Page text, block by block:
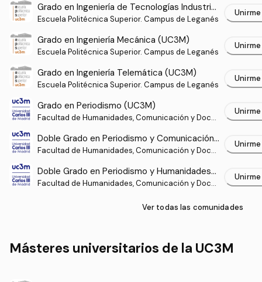
Grado en Ingeniería de Tecnologías Industrial
es (UC3M)
Escuela Politécnica Superior. Campus de Leganés
Unirme
Grado en Ingeniería Mecánica (UC3M)
Escuela Politécnica Superior. Campus de Leganés
Unirme
Grado en Ingeniería Telemática (UC3M)
Escuela Politécnica Superior. Campus de Leganés
Unirme
Grado en Periodismo (UC3M)
Facultad de Humanidades, Comunicación y Docu
Unirme
Doble Grado en Periodismo y Comunicación
Audiovisual (UC3M)
Facultad de Humanidades, Comunicación y Docu
Unirme
Doble Grado en Periodismo y Humanidades
(UC3M)
Facultad de Humanidades, Comunicación y Docu
Unirme
Ver todas las comunidades
Másteres universitarios de la UC3M